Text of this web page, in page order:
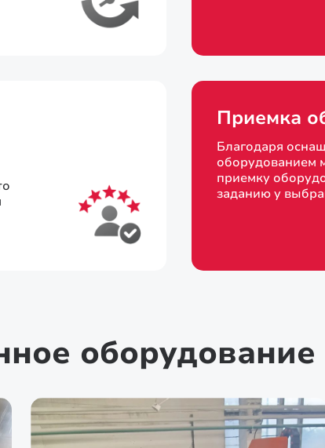
Приемка
Благодаря
оборудованием
приемку
заданию у
оборудование